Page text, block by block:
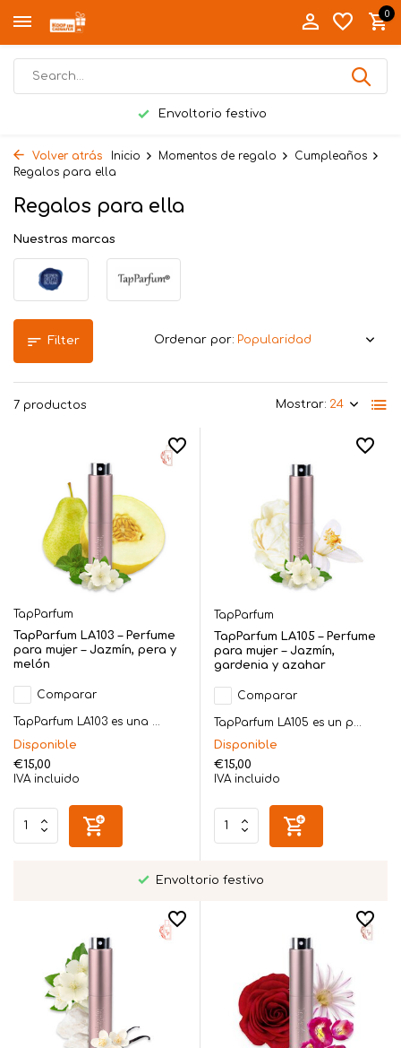
0
Envoltorio festivo
Volver atrás Inicio Momentos de regalo
Cumpleaños
Regalos para ella
Regalos para ella
Nuestras marcas
Filter
7 productos Mostrar:
Ordenar por:
TapParfum
TapParfum LA103 – Perfume
para mujer – Jazmín, pera y
melón
Comparar
TapParfum LA103 es una ...
Disponible
€15,00
IVA incluido
TapParfum
TapParfum LA105 – Perfume
para mujer – Jazmín,
gardenia y azahar
Comparar
TapParfum LA105 es un p...
Disponible
€15,00
IVA incluido
Envoltorio festivo